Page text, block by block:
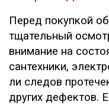
Перед покупкой
тщательный
внимание на
сантехники,
ли следов
других дефектов.